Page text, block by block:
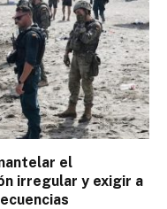
el
irregular y exigir a